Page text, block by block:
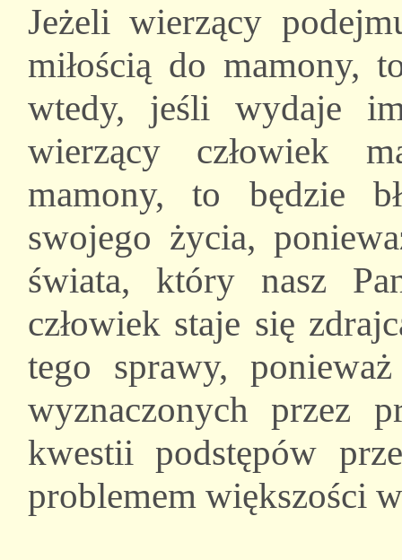
Jeżeli wierzący
miłością do mamony,
wtedy, jeśli wydaje
wierzący człowiek
mamony, to będzie
swojego życia,
świata, który nasz
człowiek staje się
tego sprawy,
wyznaczonych przez
kwestii podstępów
problemem większości